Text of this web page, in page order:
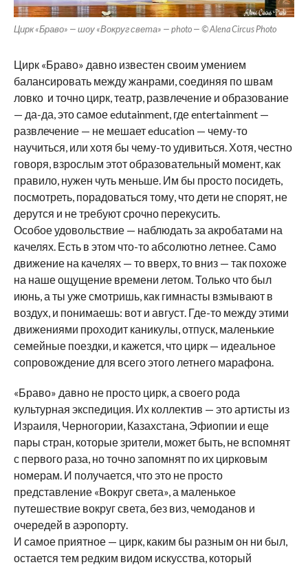
Цирк «Браво» — шоу «Вокруг света» — photo — © Alena Circus Photo
Цирк «Браво» давно известен своим умением
балансировать между жанрами, соединяя по швам
ловко и точно цирк, театр, развлечение и образование
— да-да, это самое edutainment, где entertainment —
развлечение — не мешает education — чему-то
научиться, или хотя бы чему-то удивиться. Хотя, честно
говоря, взрослым этот образовательный момент, как
правило, нужен чуть меньше. Им бы просто посидеть,
посмотреть, порадоваться тому, что дети не спорят, не
дерутся и не требуют срочно перекусить.
Особое удовольствие — наблюдать за акробатами на
качелях. Есть в этом что-то абсолютно летнее. Само
движение на качелях — то вверх, то вниз — так похоже
на наше ощущение времени летом. Только что был
июнь, а ты уже смотришь, как гимнасты взмывают в
воздух, и понимаешь: вот и август. Где-то между этими
движениями проходит каникулы, отпуск, маленькие
семейные поездки, и кажется, что цирк — идеальное
сопровождение для всего этого летнего марафона.
«Браво» давно не просто цирк, а своего рода
культурная экспедиция. Их коллектив — это артисты из
Израиля, Черногории, Казахстана, Эфиопии и еще
пары стран, которые зрители, может быть, не вспомнят
с первого раза, но точно запомнят по их цирковым
номерам. И получается, что это не просто
представление «Вокруг света», а маленькое
путешествие вокруг света, без виз, чемоданов и
очередей в аэропорту.
И самое приятное — цирк, каким бы разным он ни был,
остается тем редким видом искусства, который